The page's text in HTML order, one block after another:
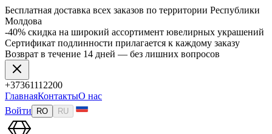
Бесплатная доставка всех заказов по территории Республики
Молдова
-40% скидка на широкий ассортимент ювелирных украшений
Сертификат подлинности прилагается к каждому заказу
Возврат в течение 14 дней — без лишних вопросов
+37361112200
ГлавнаяКонтактыО нас
Войти
RO RU